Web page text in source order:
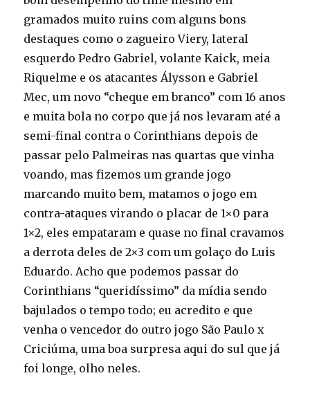
gramados muito ruins com alguns bons
destaques como o zagueiro Viery, lateral
esquerdo Pedro Gabriel, volante Kaick, meia
Riquelme e os atacantes Álysson e Gabriel
Mec, um novo “cheque em branco” com 16 anos
e muita bola no corpo que já nos levaram até a
semi-final contra o Corinthians depois de
passar pelo Palmeiras nas quartas que vinha
voando, mas fizemos um grande jogo
marcando muito bem, matamos o jogo em
contra-ataques virando o placar de 1×0 para
1×2, eles empataram e quase no final cravamos
a derrota deles de 2×3 com um golaço do Luis
Eduardo. Acho que podemos passar do
Corinthians “queridíssimo” da mídia sendo
bajulados o tempo todo; eu acredito e que
venha o vencedor do outro jogo São Paulo x
Criciúma, uma boa surpresa aqui do sul que já
foi longe, olho neles.